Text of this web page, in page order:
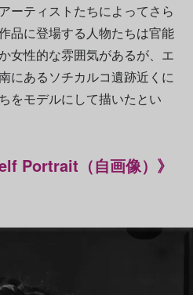
ーティストたちによってさら
品に登場する人物たちは官能
女性的な雰囲気があるが、エ
にあるソチカルコ遺跡近くに
をモデルにして描いたとい
Portrait（自画像）》